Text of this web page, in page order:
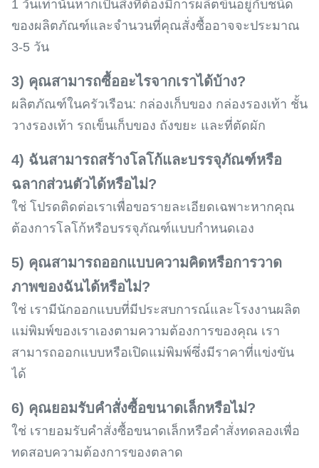
1 วันเท่านั้นหากเป็นสิ่งที่ต้องมีการผลิตขึ้นอยู่กับชนิด
ของผลิตภัณฑ์และจำนวนที่คุณสั่งซื้ออาจจะประมาณ
3-5 วัน
3) คุณสามารถซื้ออะไรจากเราได้บ้าง?
ผลิตภัณฑ์ในครัวเรือน: กล่องเก็บของ กล่องรองเท้า ชั้น
วางรองเท้า รถเข็นเก็บของ ถังขยะ และที่ตัดผัก
4) ฉันสามารถสร้างโลโก้และบรรจุภัณฑ์หรือ
ฉลากส่วนตัวได้หรือไม่?
ใช่ โปรดติดต่อเราเพื่อขอรายละเอียดเฉพาะหากคุณ
ต้องการโลโก้หรือบรรจุภัณฑ์แบบกำหนดเอง
5) คุณสามารถออกแบบความคิดหรือการวาด
ภาพของฉันได้หรือไม่?
ใช่ เรามีนักออกแบบที่มีประสบการณ์และโรงงานผลิต
แม่พิมพ์ของเราเองตามความต้องการของคุณ เรา
สามารถออกแบบหรือเปิดแม่พิมพ์ซึ่งมีราคาที่แข่งขัน
ได้
6) คุณยอมรับคำสั่งซื้อขนาดเล็กหรือไม่?
ใช่ เรายอมรับคำสั่งซื้อขนาดเล็กหรือคำสั่งทดลองเพื่อ
ทดสอบความต้องการของตลาด